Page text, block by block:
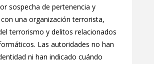
sospecha de pertenencia y
una organización terrorista,
terrorismo y delitos relacionados
Las autoridades no han
ni han indicado cuándo